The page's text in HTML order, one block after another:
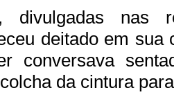
divulgadas nas
deitado em sua
conversava
da cintura